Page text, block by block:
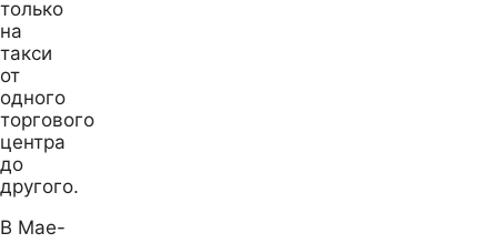
только
на
такси
от
одного
торгового
центра
до
другого.
В Мае-